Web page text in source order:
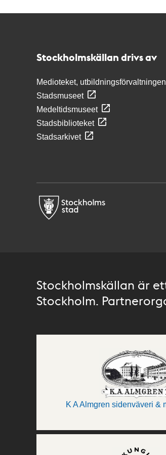
Stockholmskällan drivs av
Medioteket, utbildningsförvaltningen
Stadsmuseet
Medeltidsmuseet
Stadsbiblioteket
Stadsarkivet
Stockholmskällan är
Stockholm.
K A Almgren sidenväveri &